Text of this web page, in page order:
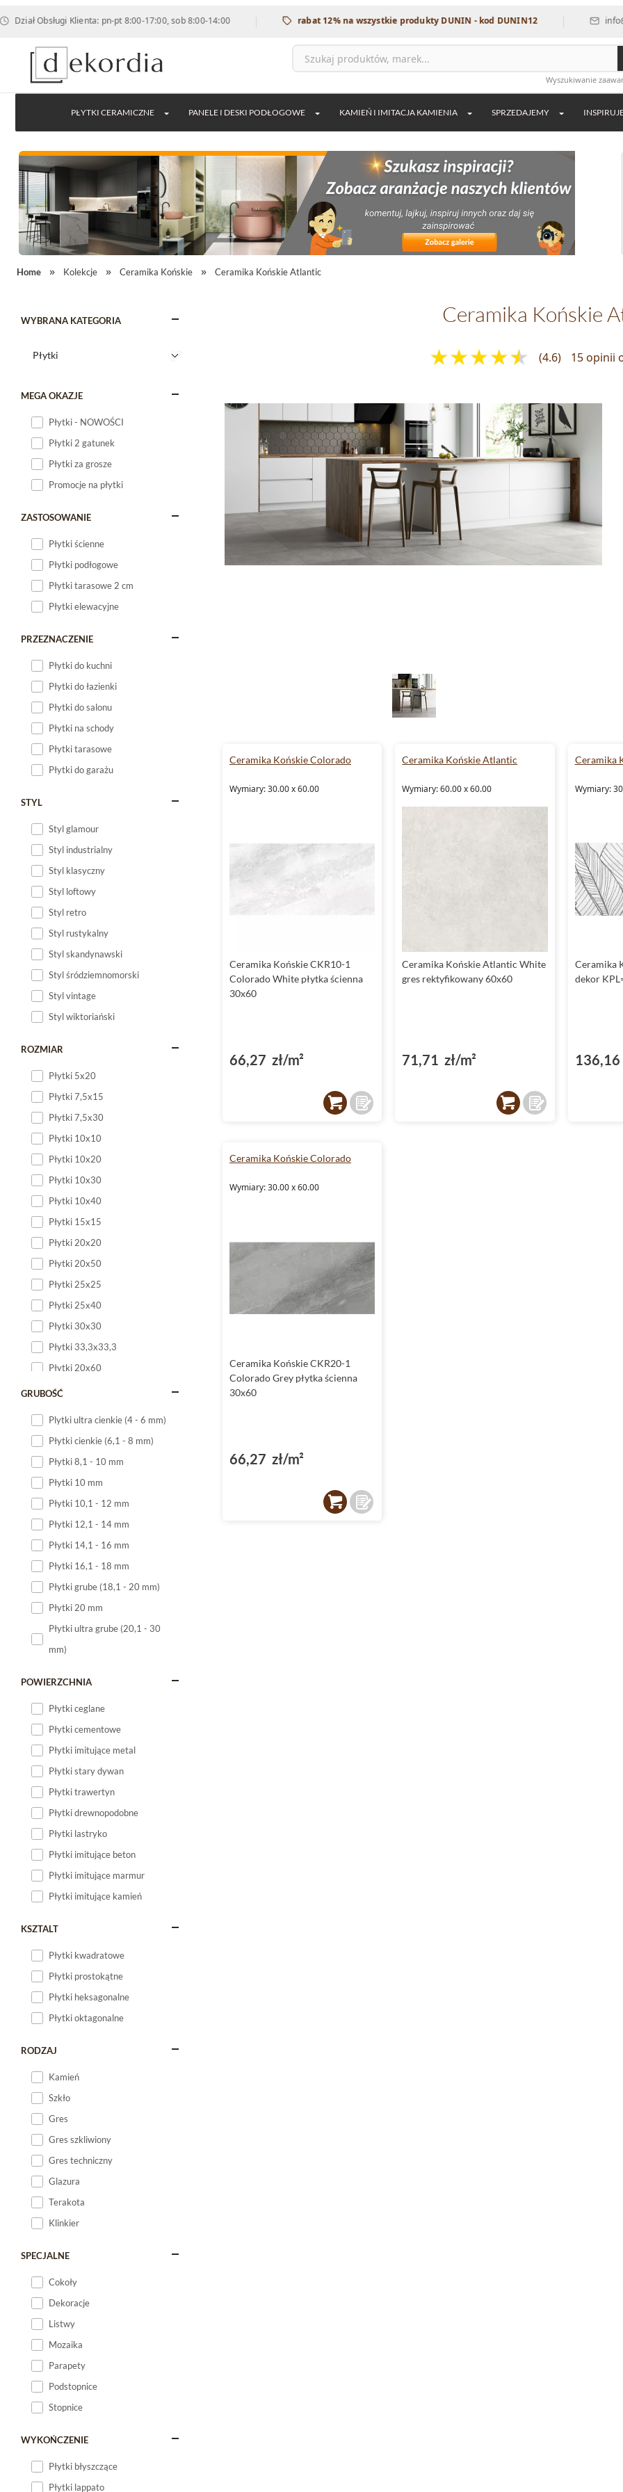
Obsługi Klienta: pn-pt 8:00-17:00, sob 8:00-14:00 | rabat 12% na wszystkie produkty DUNIN - kod DUNIN12 |
Wyszukiwanie
PŁYTKI CERAMICZNE PANELE I DESKI PODŁOGOWE KAMIEŃ I IMITACJA KAMIENIA SPRZEDAJEMY
Home Kolekcje Ceramika Końskie Ceramika Końskie Atlantic
WYBRANA KATEGORIA
MEGA OKAZJE
Płytki - NOWOŚCI
Płytki 2 gatunek
Płytki za grosze
Promocje na płytki
ZASTOSOWANIE
Płytki ścienne
Płytki podłogowe
Płytki tarasowe 2 cm
Płytki elewacyjne
PRZEZNACZENIE
Płytki do kuchni
Płytki do łazienki
Płytki do salonu
Płytki na schody
Płytki tarasowe
Płytki do garażu
STYL
Styl glamour
Styl industrialny
Styl klasyczny
Styl loftowy
Styl retro
Styl rustykalny
Styl skandynawski
Styl śródziemnomorski
Styl vintage
Styl wiktoriański
ROZMIAR
Płytki 5x20
Płytki 7,5x15
Płytki 7,5x30
Płytki 10x10
Płytki 10x20
Płytki 10x30
Płytki 10x40
Płytki 15x15
Płytki 20x20
Płytki 20x50
Płytki 25x25
Płytki 25x40
Płytki 30x30
Płytki 33,3x33,3
Płytki 20x60
Płytki 20x120
Płytki małe
GRUBOŚĆ
Plytki ultra cienkie (4 - 6 mm)
Płytki cienkie (6,1 - 8 mm)
Płytki 8,1 - 10 mm
Płytki 10 mm
Płytki 10,1 - 12 mm
Płytki 12,1 - 14 mm
Płytki 14,1 - 16 mm
Płytki 16,1 - 18 mm
Płytki grube (18,1 - 20 mm)
Płytki 20 mm
Płytki ultra grube (20,1 - 30
mm)
POWIERZCHNIA
Płytki ceglane
Płytki cementowe
Płytki imitujące metal
Płytki stary dywan
Płytki trawertyn
Płytki drewnopodobne
Płytki lastryko
Płytki imitujące beton
Płytki imitujące marmur
Płytki imitujące kamień
KSZTALT
Płytki kwadratowe
Płytki prostokątne
Płytki heksagonalne
Płytki oktagonalne
RODZAJ
Kamień
Szkło
Gres
Gres szkliwiony
Gres techniczny
Glazura
Terakota
Klinkier
SPECJALNE
Cokoły
Dekoracje
Listwy
Mozaika
Parapety
Podstopnice
Stopnice
WYKOŃCZENIE
Płytki błyszczące
Płytki lappato
Ceramika Końskie
(4.6) 15 opinii
Ceramika Końskie Colorado
Wymiary: 30.00 x 60.00
Ceramika Końskie CKR10-1
Colorado White płytka ścienna
30x60
66,27 zł/m²
Ceramika Końskie Atlantic
Wymiary: 60.00 x 60.00
Ceramika Końskie Atlantic White
gres rektyfikowany 60x60
71,71 zł/m²
Ceramika
Wymiary:
Ceramika
dekor
Ceramika Końskie Colorado
Wymiary: 30.00 x 60.00
Ceramika Końskie CKR20-1
Colorado Grey płytka ścienna
30x60
66,27 zł/m²